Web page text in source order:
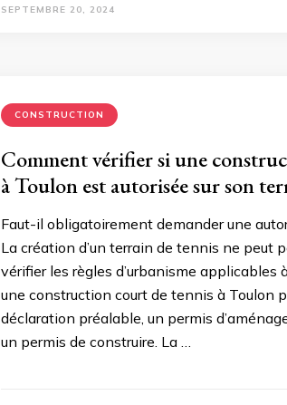
SEPTEMBRE 20, 2024
CONSTRUCTION
Comment vérifier si une
à Toulon est autorisée sur son
Faut-il obligatoirement demander une
La création d’un terrain de tennis ne peut
vérifier les règles d’urbanisme applicables
une construction court de tennis à Toulon
déclaration préalable, un permis
un permis de construire. La …